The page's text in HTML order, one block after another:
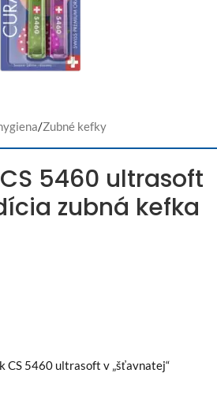
/Zubné kefky
CS 5460 ultrasoft
zubná kefka
CS 5460 ultrasoft v „šťavnatej“